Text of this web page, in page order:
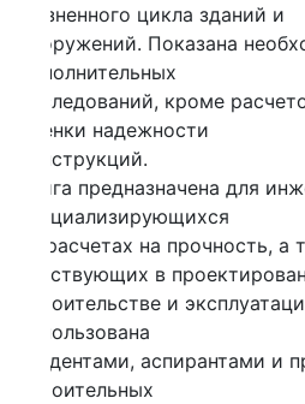
цикла зданий и
Показана
кроме расчетов
надежности
предназначена для
на прочность, а
в проектировании,
и эксплуатации
аспирантами и